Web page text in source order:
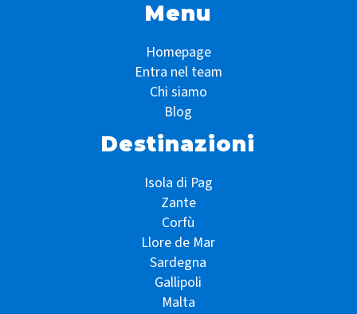
Menu
Homepage
Entra nel team
Chi siamo
Blog
Destinazioni
Isola di Pag
Zante
Corfù
Llore de Mar
Sardegna
Gallipoli
Malta